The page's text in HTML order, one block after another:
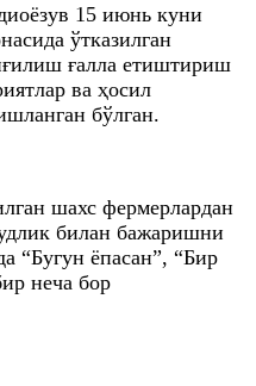
15 июнь куни
ўтказилган
ғалла етиштириш
ва ҳосил
бўлган.
шахс фермерлардан
билан бажаришни
“Бугун ёпасан”, “Бир
неча бор